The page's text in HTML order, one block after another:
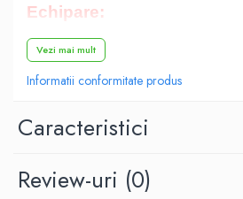
Echipare:
- pompa de circulatie de
- schimbator de caldura in
- rezistenta electrica de
- vana cu 3 cai prioritate
- supapa de siguranta (pe
Vezi mai mult
Informatii conformitate produs
Caracteristici
Review-uri (0)